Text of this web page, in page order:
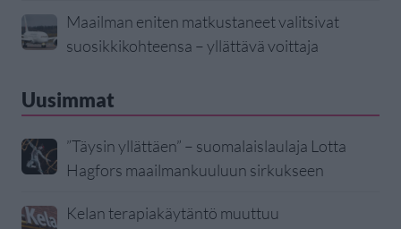
Maailman eniten matkustaneet valitsivat
suosikkikohteensa – yllättävä voittaja
Uusimmat
”Täysin yllättäen” – suomalaislaulaja Lotta
Hagfors maailmankuuluun sirkukseen
Kelan terapiakäytäntö muuttuu